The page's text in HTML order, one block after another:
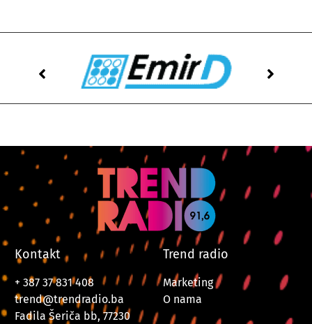
Kontakt
+ 387 37 831 408
trend@trendradio.ba
Fadila Šeriča bb, 77230
Trend radio
Marketing
O nama